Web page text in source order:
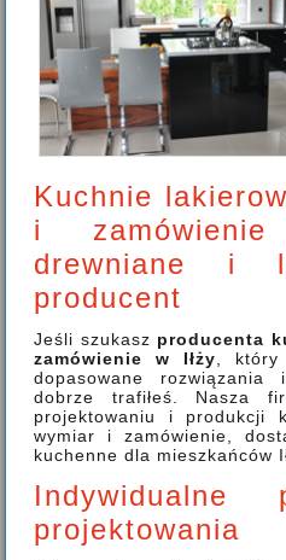
Kuchnie
i
drewniane i
producent
Jeśli szukasz producenta
zamówienie w Iłży ,
dopasowane
dobrze trafiłeś. Nasza
projektowaniu i produkcji
wymiar i zamówienie,
kuchenne dla mieszkańców
Indywidualne
projektowania